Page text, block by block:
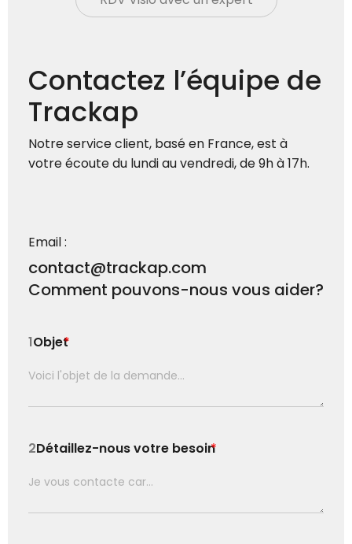
Contactez l’équipe de
Trackap
Notre service client, basé en France, est à
votre écoute du lundi au vendredi, de 9h à 17h.
Email :
contact@trackap.com
Comment pouvons-nous vous aider?
1Objet
*
2Détaillez-nous votre besoin
*